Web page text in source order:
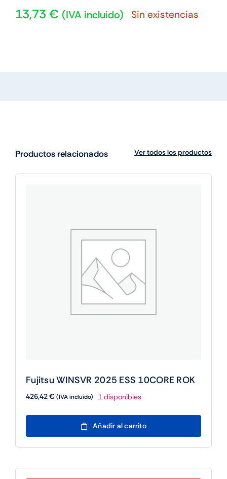
13,73 € (IVA incluido) Sin existencias
Productos relacionados Ver todos los productos
Fujitsu WINSVR 2025 ESS 10CORE ROK
426,42€(IVA incluido) 1 disponibles
Fujitsu
WINSVR
10CORE
Añadir al carrito